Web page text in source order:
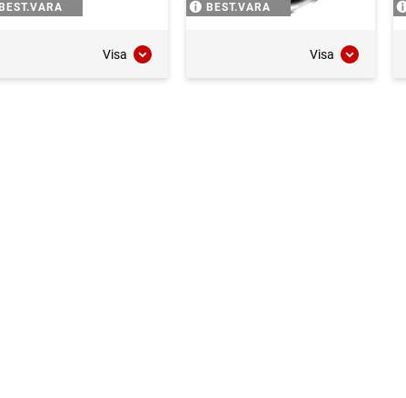
BEST.VARA
Visa
BEST.VARA
Visa